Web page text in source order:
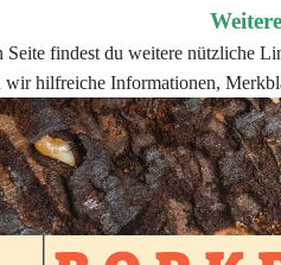
findest du weitere nützliche
wir hilfreiche Informationen,